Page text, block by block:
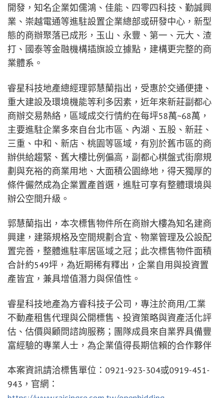
開發，知名企業如儒鴻、佳能、四零四科技、勤誠興
業、崇越電通等進駐設置企業總部或研發中心，新型
態的商辦聚落已成形，玉山、永豐、第一、元大、渣
打、國泰等金融機構插旗設立據點，建構更完整的商
業體系。
睿星科技地產總經理郭慧蘭指出，受惠於交通便捷、
重大建設及環境機能等利多因素，近年來新莊副都心
商辦交易熱絡，區域成交行情約在每坪58萬~68萬，
主要進駐企業多來自台北市區、內湖、五股、新莊、
三重、中和、新店、桃園等區域，有別於舊市區的商
辦供給趨緊、舊大樓比例偏高，副都心棋盤式街廓規
劃與充裕的商業用地、大面積公園綠地，得天獨厚的
條件儼然成為企業置產首選，進駐可享有整體環境與
辦公空間升級。
郭慧蘭指出，本次標售物件所在商辦大樓為知名建商
興建，建築規格及空間規劃合宜、物業管理及公設配
置完善，整體進駐率居區域之冠；此次標售物件面積
合計約549坪，為近期稀有釋出，企業自用與投資置
產皆宜，兼具增值潛力與保值性。
睿星科技地產為方睿科技子公司，專注於商用/工業
不動產租售代理與公開標售、投資策略與資產活化評
估、估價與顧問諮詢服務；團隊成員來自業界具備豐
富經驗的專業人士，為企業值得長期信賴的合作夥伴
本案資訊請洽標售單位：0921-923-304或0919-451-
943，官網：